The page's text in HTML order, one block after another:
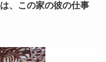
、この家の彼の仕事